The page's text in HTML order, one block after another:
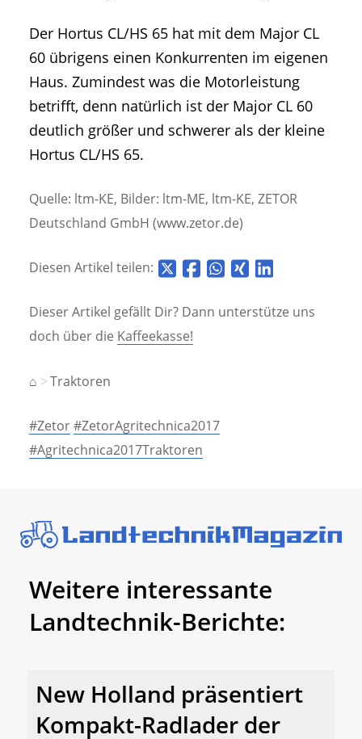
Der Hortus CL/HS 65 hat mit dem Major CL
60 übrigens einen Konkurrenten im eigenen
Haus. Zumindest was die Motorleistung
betrifft, denn natürlich ist der Major CL 60
deutlich größer und schwerer als der kleine
Hortus CL/HS 65.
Quelle: ltm-KE, Bilder: ltm-ME, ltm-KE, ZETOR
Deutschland GmbH (www.zetor.de)
Diesen Artikel teilen:
Dieser Artikel gefällt Dir? Dann unterstütze uns
doch über die Kaffeekasse!
⌂ Traktoren
#Zetor#ZetorAgritechnica2017
#Agritechnica2017Traktoren
Weitere interessante
Landtechnik-Berichte:
New Holland präsentiert
Kompakt-Radlader der